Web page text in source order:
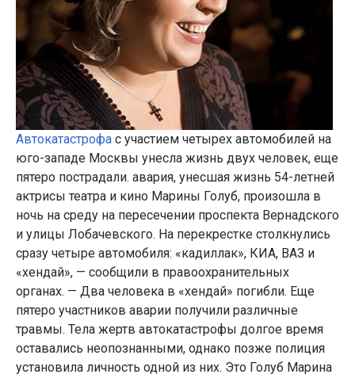
Автокатастрофа с участием четырех автомобилей на
юго-западе Москвы унесла жизнь двух человек, еще
пятеро пострадали. авария, унесшая жизнь 54-летней
актрисы театра и кино Марины Голуб, произошла в
ночь на среду на пересечении проспекта Вернадского
и улицы Лобачевского. На перекрестке столкнулись
сразу четыре автомобиля: «кадиллак», КИА, ВАЗ и
«хендай», — сообщили в правоохранительных
органах. — Два человека в «хендай» погибли. Еще
пятеро участников аварии получили различные
травмы. Тела жертв автокатастрофы долгое время
оставались неопознанными, однако позже полиция
установила личность одной из них. Это Голуб Марина